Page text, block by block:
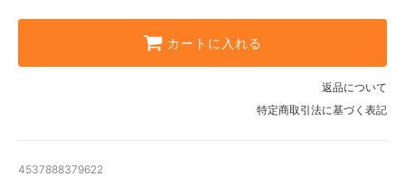
カートに入れる
返品について
特定商取引法に基づく表記
4537888379622